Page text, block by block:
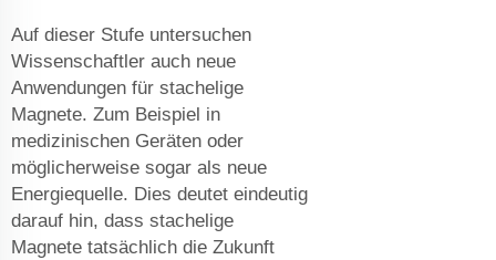
Auf dieser Stufe untersuchen
Wissenschaftler auch neue
Anwendungen für stachelige
Magnete. Zum Beispiel in
medizinischen Geräten oder
möglicherweise sogar als neue
Energiequelle. Dies deutet eindeutig
darauf hin, dass stachelige
Magnete tatsächlich die Zukunft